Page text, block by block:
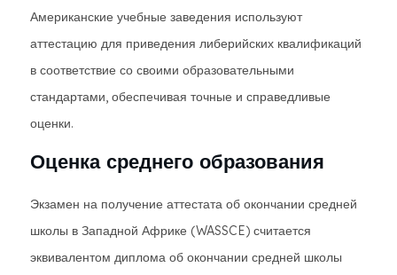
Американские учебные заведения используют
аттестацию для приведения либерийских квалификаций
в соответствие со своими образовательными
стандартами, обеспечивая точные и справедливые
оценки.
Оценка среднего образования
Экзамен на получение аттестата об окончании средней
школы в Западной Африке (WASSCE) считается
эквивалентом диплома об окончании средней школы